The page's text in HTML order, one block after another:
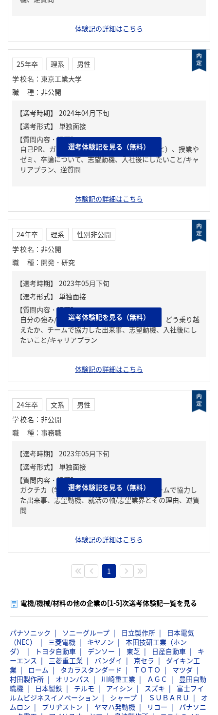
体験記の詳細はこちら
25年卒 理系
男性
学校名 ： 東京工業大学
職種 ： 非公開
【質問内容・課題】
自己PR、ガクチカ（学生時代に力を入れたこと）、授業や
ゼミ、卒論について、志望動機、入社後にしたいこと/キャ
リアプラン、逆質問
選考体験記を見る（無料）
体験記の詳細はこちら
24年卒 理系
性別非公開
学校名 ： 非公開
職種 ： 開発・研究
【質問内容・課題】
自分の強み/弱み、人生の中で大きな挫折経験。どう乗り越
えたか、チームで協力した出来事、志望動機、入社後にし
たいこと/キャリアプラン
選考体験記を見る（無料）
体験記の詳細はこちら
24年卒 文系
男性
学校名 ： 非公開
職種 ： 事務職
【質問内容・課題】
ガクチカ（学生時代に力を入れたこと）、チームで協力し
た出来事、志望動機、就活の軸/志望業界とその理由、逆質
問
選考体験記を見る（無料）
体験記の詳細はこちら
1
電機/機械/材料の他の企業の[1-5]次選考体験記一覧を見る
パナソニック ソニーグループ 日立製作所
日本電気
（NEC）
三菱電機 キヤノン
本田技研工業（ホン
ダ）
トヨタ自動車 デンソー 東芝 日産自動車
キ
ーエンス
三菱重工業 バンダイ 京セラ
ダイキン工
業
ローム タカラスタンダード ＴＯＴＯ
マツダ
村田製作所
オリンパス 川崎重工業 ＡＧＣ
豊田自動
織機
日本製鉄 テルモ アイシン スズキ
富士フイ
ルムビジネスイノベーション
シャープ ＳＵＢＡＲＵ
オ
ムロン
ブリヂストン ヤマハ発動機 リコー
パナソニ